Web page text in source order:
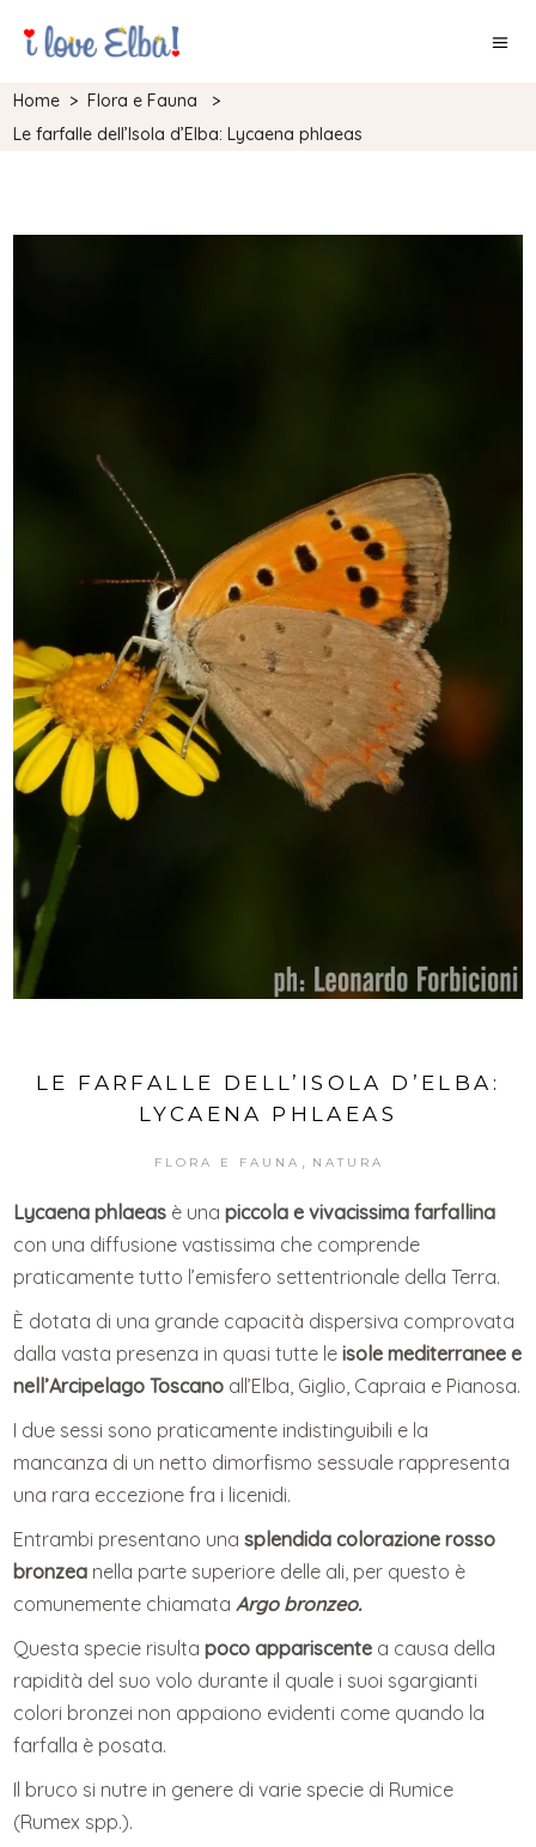
Home >Flora e Fauna
>
Le farfalle dell’Isola d’Elba: Lycaena phlaeas
LE FARFALLE DELL’ISOLA D’ELBA:
LYCAENA PHLAEAS
FLORA E FAUNA , NATURA
Lycaena phlaeas è unapiccola e vivacissima farfallina
con una diffusione vastissima che comprende
praticamente tutto l’emisfero settentrionale della Terra.
È dotata di una grande capacità dispersiva comprovata
dalla vasta presenza in quasi tutte leisole mediterranee e
nell’Arcipelago Toscano all’Elba, Giglio, Capraia e Pianosa.
I due sessi sono praticamente indistinguibili e la
mancanza di un netto dimorfismo sessuale rappresenta
una rara eccezione fra i licenidi.
Entrambi presentano unasplendida colorazione rosso
bronzea nella parte superiore delle ali, per questo è
comunemente chiamataArgo bronzeo.
Questa specie risultapoco appariscente a causa della
rapidità del suo volo durante il quale i suoi sgargianti
colori bronzei non appaiono evidenti come quando la
farfalla è posata.
Il bruco si nutre in genere di varie specie di Rumice
(Rumex spp.).